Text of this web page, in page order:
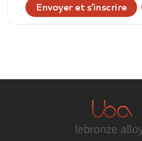
Envoyer et s'inscrire